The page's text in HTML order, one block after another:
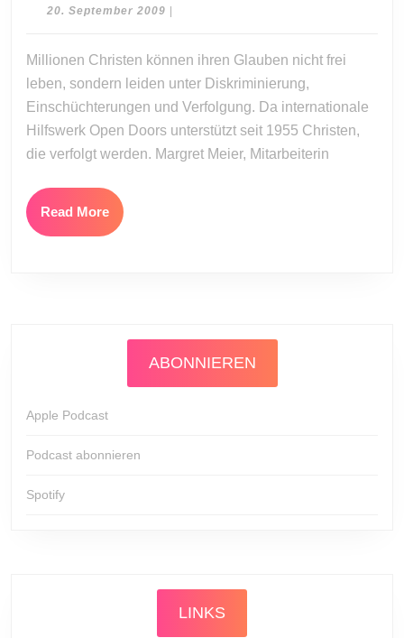
20. September 2009 20.
Millionen Christen können ihren Glauben nicht frei
leben, sondern leiden unter Diskriminierung,
Einschüchterungen und Verfolgung. Da internationale
Hilfswerk Open Doors unterstützt seit 1955 Christen,
die verfolgt werden. Margret Meier, Mitarbeiterin
Read MoreRead
More
ABONNIEREN
Apple Podcast
Podcast abonnieren
Spotify
LINKS